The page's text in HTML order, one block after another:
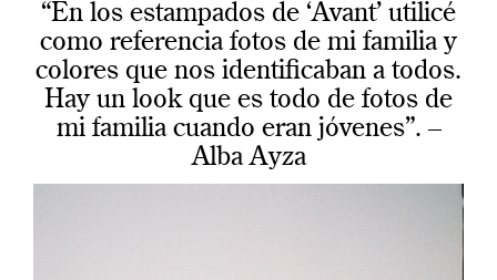
“En los estampados de ‘Avant’ utilicé
como referencia fotos de mi familia y
colores que nos identificaban a todos.
Hay un look que es todo de fotos de
mi familia cuando eran jóvenes”. –
Alba Ayza